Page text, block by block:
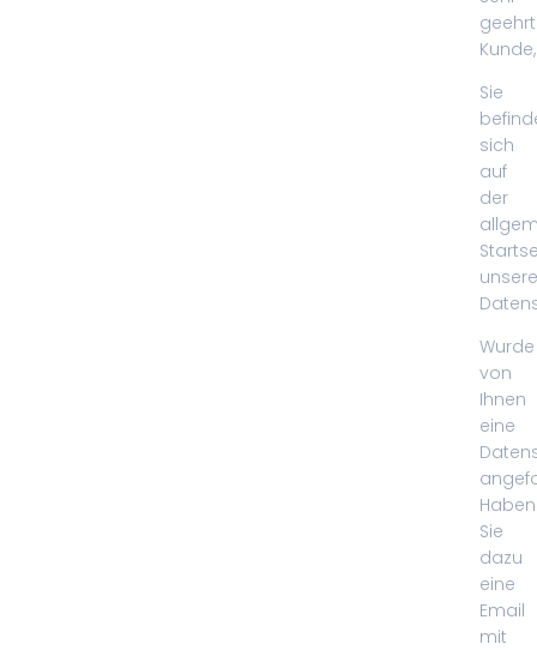
Kunde,
Sie
sich
auf
der
Wurde
von
Ihnen
eine
Haben
Sie
dazu
eine
Email
mit